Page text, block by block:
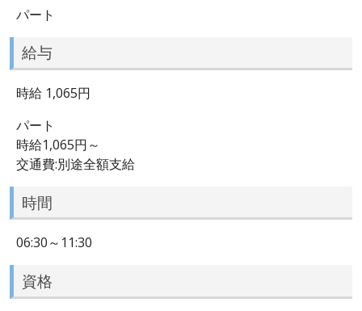
パート
給与
時給 1,065円
パート
時給1,065円～
交通費:別途全額支給
時間
06:30～11:30
資格